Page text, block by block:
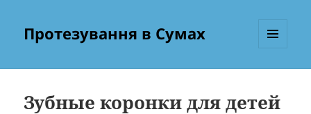
Протезування в Сумах
Зубные коронки для детей